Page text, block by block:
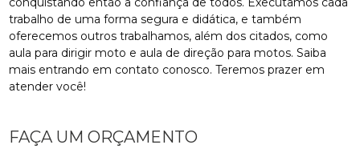
trabalho de uma forma segura e didática, e também
oferecemos outros trabalhamos, além dos citados, como
aula para dirigir moto e aula de direção para motos. Saiba
mais entrando em contato conosco. Teremos prazer em
atender você!
FAÇA UM ORÇAMENTO